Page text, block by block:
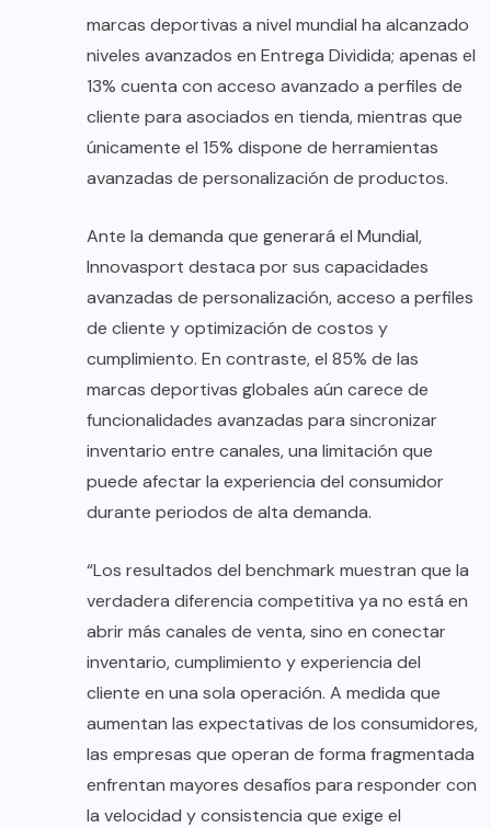
marcas deportivas a nivel mundial ha alcanzado
niveles avanzados en Entrega Dividida; apenas el
13% cuenta con acceso avanzado a perfiles de
cliente para asociados en tienda, mientras que
únicamente el 15% dispone de herramientas
avanzadas de personalización de productos.
Ante la demanda que generará el Mundial,
Innovasport destaca por sus capacidades
avanzadas de personalización, acceso a perfiles
de cliente y optimización de costos y
cumplimiento. En contraste, el 85% de las
marcas deportivas globales aún carece de
funcionalidades avanzadas para sincronizar
inventario entre canales, una limitación que
puede afectar la experiencia del consumidor
durante periodos de alta demanda.
“Los resultados del benchmark muestran que la
verdadera diferencia competitiva ya no está en
abrir más canales de venta, sino en conectar
inventario, cumplimiento y experiencia del
cliente en una sola operación. A medida que
aumentan las expectativas de los consumidores,
las empresas que operan de forma fragmentada
enfrentan mayores desafíos para responder con
la velocidad y consistencia que exige el